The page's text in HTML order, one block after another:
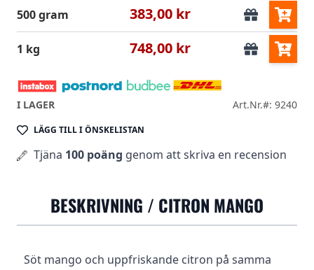
500 gram 383,00 kr
1 kg 748,00 kr
I LAGER Art.Nr.#: 9240
LÄGG TILL I ÖNSKELISTAN
Tjäna 100 poäng genom att skriva en recension
BESKRIVNING / CITRON MANGO
Söt mango och uppfriskande citron på samma